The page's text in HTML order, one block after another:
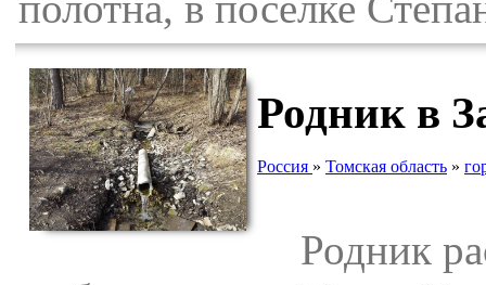
Родник в
Россия » Томская область »
Родник